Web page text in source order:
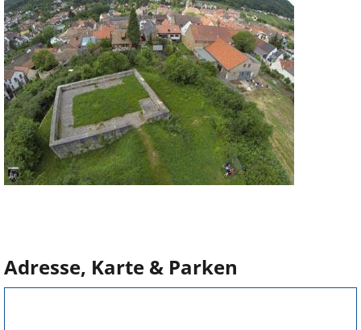
Adresse, Karte & Parken